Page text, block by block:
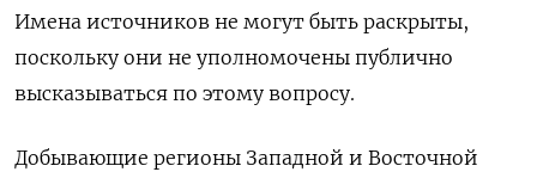
Имена источников не могут быть раскрыты,
поскольку они не уполномочены публично
высказываться по этому вопросу.
Добывающие регионы Западной и Восточной